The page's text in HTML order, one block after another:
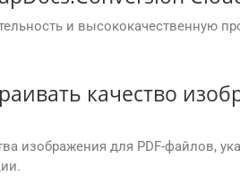
и высококачественную
качество
изображения для PDF-файлов,